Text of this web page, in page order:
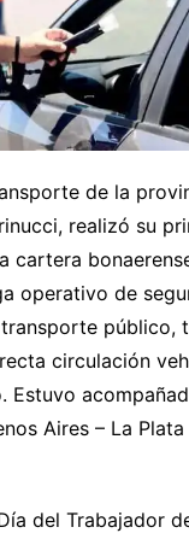
de la
realizó su
cartera
operativo de
público,
circulación
Estuvo
Aires – La Plata
del Trabajador